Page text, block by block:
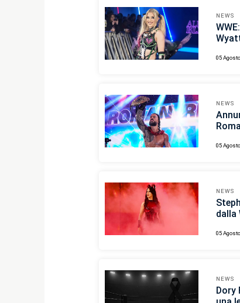
NEWS
05
NEWS
05
NEWS
dalla
05
NEWS
Dory